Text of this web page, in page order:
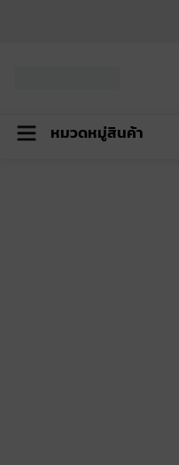
หมวดหมู่สินค้า